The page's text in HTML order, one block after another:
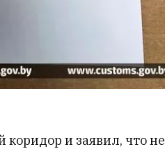
и заявил, что не